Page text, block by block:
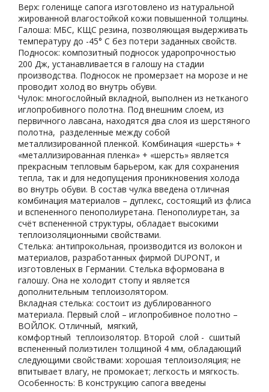
Верх: голенище сапога изготовлено из натуральной
жированной влагостойкой кожи повышенной толщины.
Галоша: МБС, КЩС резина, позволяющая выдерживать
температуру до -45° С без потери заданных свойств.
Подносок: композитный подносок ударопрочностью
200 Дж, устанавливается в галошу на стадии
производства. Подносок не промерзает на морозе и не
проводит холод во внутрь обуви.
Чулок: многослойный вкладной, выполнен из нетканого
иглопробивного полотна. Под внешним слоем, из
первичного лавсана, находятся два слоя из шерстяного
полотна, разделенные между собой
металлизированной пленкой. Комбинация «шерсть» +
«металлизированная пленка» + «шерсть» является
прекрасным тепловым барьером, как для сохранения
тепла, так и для недопущения проникновения холода
во внутрь обуви. В состав чулка введена отличная
комбинация материалов – дуплекс, состоящий из флиса
и вспененного пенополиуретана. Пенополиуретан, за
счёт вспененной структуры, обладает высокими
теплоизоляционными свойствами.
Стелька: антипрокольная, производится из волокон и
материалов, разработанных фирмой DUPONT, и
изготовленых в Германии. Стелька вформована в
галошу. Она не холодит стопу и является
дополнительным теплоизолятором.
Вкладная стелька: состоит из дублированного
материала. Первый слой – иглопробивное полотно –
ВОЙЛОК. Отличный, мягкий,
комфортный теплоизолятор. Второй слой - сшитый
вспененный полиэтилен толщиной 4 мм, обладающий
следующими свойствами: хорошая теплоизоляция; не
впитывает влагу, не промокает; легкость и мягкость.
Особенность: В конструкцию сапога введены